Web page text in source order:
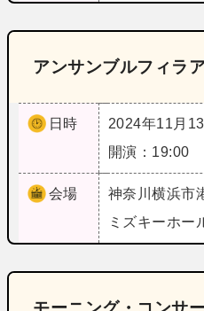
アンサンブルフィラ
日時
2024年11月13
開演：19:00
会場 神奈川横浜市
ミズキーホー